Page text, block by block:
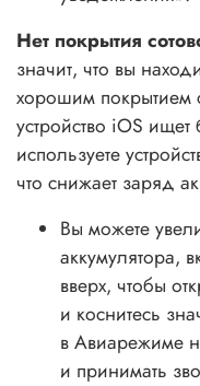
Нет покрытия
значит, что вы
хорошим покрытием
устройство iOS
используете
что снижает заряд
Вы можете
аккумулятора,
вверх, чтобы
и коснитесь
в Авиарежиме
и принимать